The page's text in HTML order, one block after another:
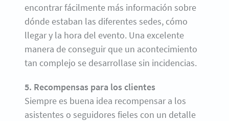
encontrar fácilmente más información sobre
dónde estaban las diferentes sedes, cómo
llegar y la hora del evento. Una excelente
manera de conseguir que un acontecimiento
tan complejo se desarrollase sin incidencias.
5. Recompensas para los clientes
Siempre es buena idea recompensar a los
asistentes o seguidores fieles con un detalle